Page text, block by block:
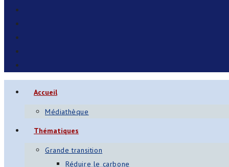
Accueil
Médiathèque
Thématiques
Grande transition
Réduire le carbone